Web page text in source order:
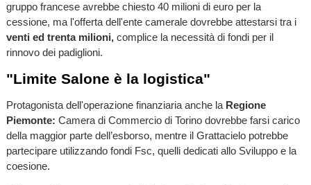
gruppo francese avrebbe chiesto 40 milioni di euro per la
cessione, ma l'offerta dell'ente camerale dovrebbe attestarsi tra i
venti ed trenta milioni,complice la necessità di fondi per il
rinnovo dei padiglioni.
"Limite Salone è la logistica"
Protagonista dell'operazione finanziaria anche la Regione
Piemonte: Camera di Com­mer­cio di Torino dovrebbe farsi carico
della mag­gior parte dell’esborso, men­tre il Grattacielo potrebbe
par­te­ci­pare uti­liz­zando fondi Fsc, quelli dedi­cati allo Svi­luppo e la
coe­sione.